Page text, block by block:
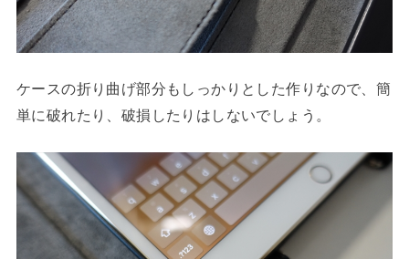
ケースの折り曲げ部分もしっかりとした作りなので、簡
単に破れたり、破損したりはしないでしょう。